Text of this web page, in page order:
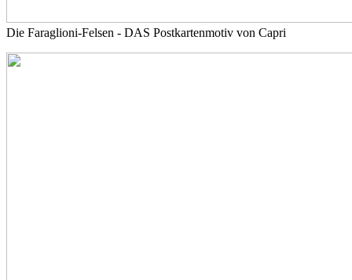
Die Faraglioni-Felsen - DAS Postkartenmotiv von Capri